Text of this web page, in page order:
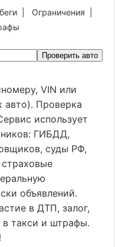
Ограничения
Проверить авто
VIN или
авто). Проверка
использует
ГИБДД,
суды РФ,
страховые
объявлений.
в ДТП, залог,
в такси и штрафы.